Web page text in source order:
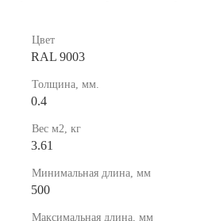
Цвет
RAL 9003
Толщина, мм.
0.4
Вес м2, кг
3.61
Минимальная длина, мм
500
Максимальная длина, мм